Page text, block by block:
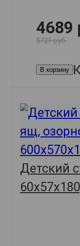
4689
5721 руб.
В корзину
Детский